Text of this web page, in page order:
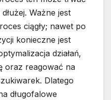
Ważne jest
ciągły; nawet po
konieczne jest
działań,
oraz reagować na
Dlatego
długofalowe